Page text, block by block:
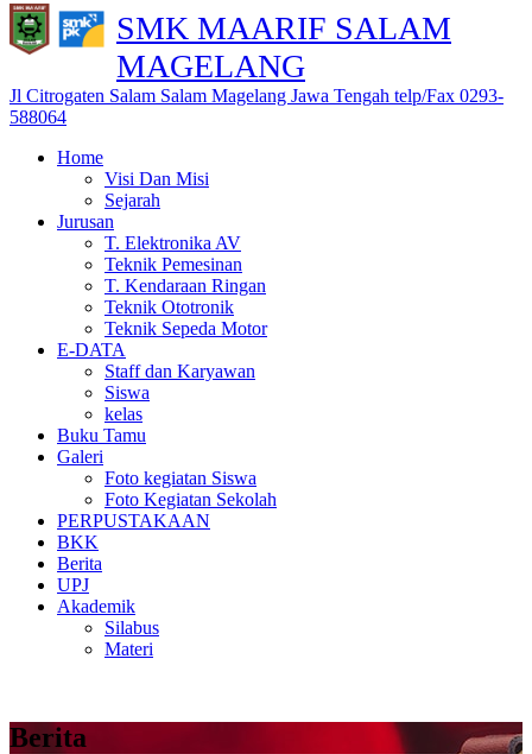
SMK MAARIF SALAM
MAGELANG
Jl Citrogaten Salam Salam Magelang Jawa Tengah telp/Fax 0293-
588064
Home
Visi Dan Misi
Sejarah
Jurusan
T. Elektronika AV
Teknik Pemesinan
T. Kendaraan Ringan
Teknik Ototronik
Teknik Sepeda Motor
E-DATA
Staff dan Karyawan
Siswa
kelas
Buku Tamu
Galeri
Foto kegiatan Siswa
Foto Kegiatan Sekolah
PERPUSTAKAAN
BKK
Berita
UPJ
Akademik
Silabus
Materi
Berita